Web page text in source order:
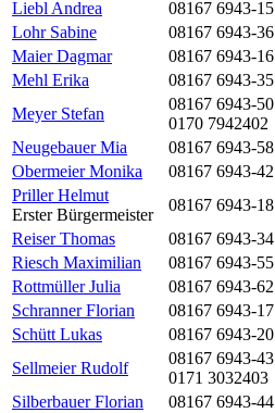
Liebl Andrea
08167 6943-15
Lohr Sabine
08167 6943-36
Maier Dagmar
08167 6943-16
Mehl Erika
08167 6943-35
Meyer Stefan
08167 6943-50
0170 7942402
Neugebauer Mia
08167 6943-58
Obermeier Monika
08167 6943-42
Priller Helmut
Erster Bürgermeister
08167 6943-18
Reiser Thomas
08167 6943-34
Riesch Maximilian
08167 6943-55
Rottmüller Julia
08167 6943-62
Schranner Florian
08167 6943-17
Schütt Lukas
08167 6943-20
Sellmeier Rudolf
08167 6943-43
0171 3032403
Silberbauer Florian
08167 6943-44